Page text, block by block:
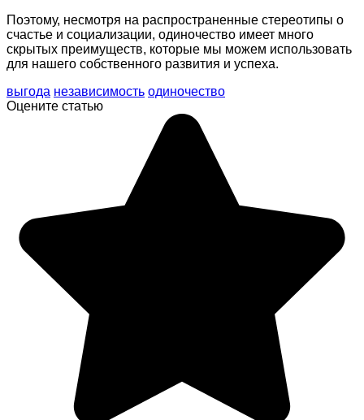
Поэтому, несмотря на распространенные стереотипы о
счастье и социализации, одиночество имеет много
скрытых преимуществ, которые мы можем использовать
для нашего собственного развития и успеха.
выгода независимость одиночество
Оцените статью